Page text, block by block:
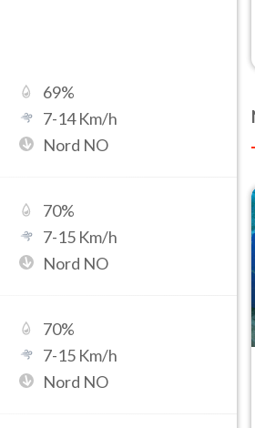
69%
7-14Km/h
Nord NO
70%
7-15 Km/h
Nord NO
70%
7-15 Km/h
Nord NO